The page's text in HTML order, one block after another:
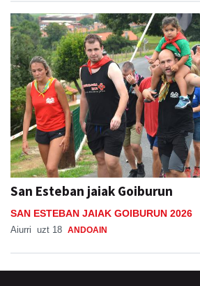
San Esteban jaiak Goiburun
SAN ESTEBAN JAIAK GOIBURUN 2026
Aiurri uzt 18 ANDOAIN